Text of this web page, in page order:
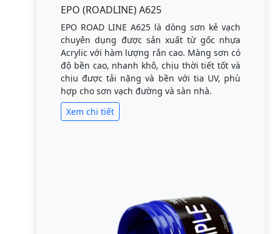
EPO (ROADLINE) A625
EPO ROAD LINE A625 là dòng sơn kẻ vạch
chuyên dụng được sản xuất từ gốc nhựa
Acrylic với hàm lượng rắn cao. Màng sơn có
độ bền cao, nhanh khô, chịu thời tiết tốt và
chịu được tải nặng và bền với tia UV, phù
hợp cho sơn vạch đường và sàn nhà.
Xem chi tiết